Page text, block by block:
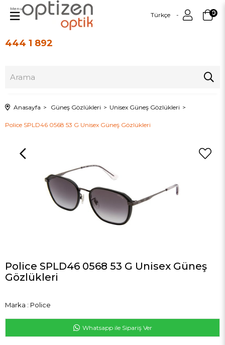
444 1 892
Türkçe 0
Menu
Anasayfa Güneş Gözlükleri Unisex Güneş Gözlükleri
Police SPLD46 0568 53 G Unisex Güneş Gözlükleri
Police SPLD46 0568 53 G Unisex Güneş
Gözlükleri
Marka : Police
Whatsapp ile Sipariş Ver